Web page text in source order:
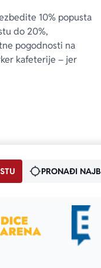
10% popusta
do 20%,
pogodnosti na
kafeterije – jer
PRONAĐI